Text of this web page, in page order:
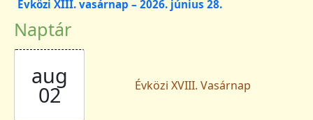
Évközi XIII. vasárnap – 2026. június 28.
Naptár
aug
02 Évközi XVIII. Vasárnap